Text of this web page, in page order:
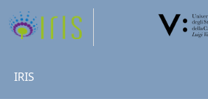
IRIS